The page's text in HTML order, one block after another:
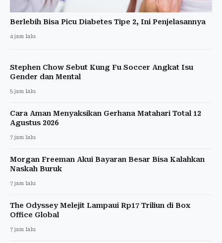
Berlebih Bisa Picu Diabetes Tipe 2, Ini Penjelasannya
4 jam lalu
Stephen Chow Sebut Kung Fu Soccer Angkat Isu
Gender dan Mental
5 jam lalu
Cara Aman Menyaksikan Gerhana Matahari Total 12
Agustus 2026
7 jam lalu
Morgan Freeman Akui Bayaran Besar Bisa Kalahkan
Naskah Buruk
7 jam lalu
The Odyssey Melejit Lampaui Rp17 Triliun di Box
Office Global
7 jam lalu